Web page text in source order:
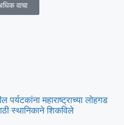
वाचा
महाराष्ट्राच्या लोहगड
स्थानिकाने शिकविले